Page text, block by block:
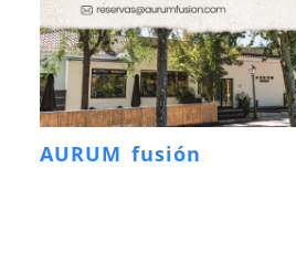
AURUM fusión